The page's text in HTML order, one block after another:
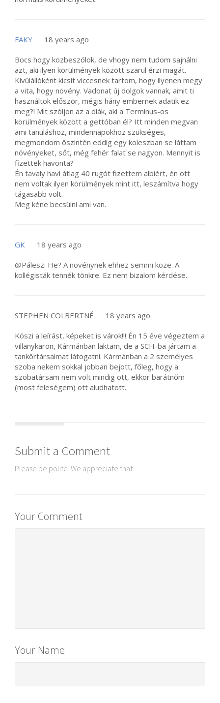
FAKY 18 years ago
Bocs hogy közbeszólok, de vhogy nem tudom sajnálni
azt, aki ilyen körülmények között szarul érzi magát.
Kívülállóként kicsit viccesnek tartom, hogy ilyenen megy
a vita, hogy növény. Vadonat új dolgok vannak, amit ti
használtok először, mégis hány embernek adatik ez
meg?! Mit szóljon az a diák, aki a Terminus-os
körülmények között a gettóban él? Itt minden megvan
ami tanuláshoz, mindennapokhoz szükséges,
megmondom öszintén eddig egy koleszban se láttam
növényeket, sőt, még fehér falat se nagyon. Mennyit is
fizettek havonta?
Én tavaly havi átlag 40 rugót fizettem albiért, én ott
nem voltak ilyen körülmények mint itt, leszámítva hogy
tágasabb volt.
Meg kéne becsülni ami van.
GK 18 years ago
@Pálesz: He? A növénynek ehhez semmi köze. A
kollégisták tennék tönkre. Ez nem bizalom kérdése.
STEPHEN COLBERTNÉ 18 years ago
Köszi a leírást, képeket is várok!!! Én 15 éve végeztem a
villanykaron, Kármánban laktam, de a SCH-ba jártam a
tankörtársaimat látogatni. Kármánban a 2 személyes
szoba nekem sokkal jobban bejött, főleg, hogy a
szobatársam nem volt mindig ott, ekkor barátnőm
(most feleségem) ott aludhatott.
Submit a Comment
Please be polite. We appreciate that.
Your Comment
Your Name